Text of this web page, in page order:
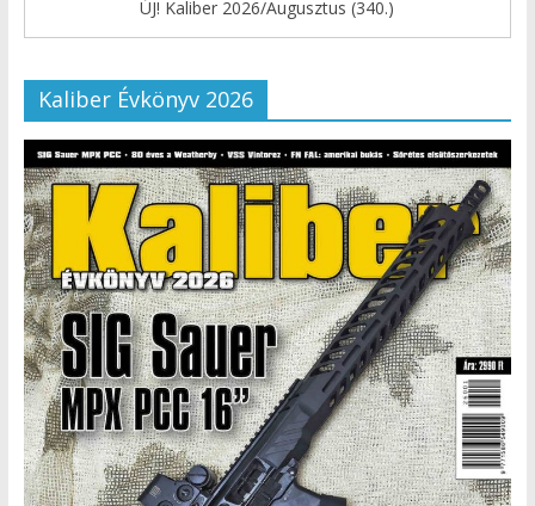
ÚJ! Kaliber 2026/Augusztus (340.)
Kaliber Évkönyv 2026